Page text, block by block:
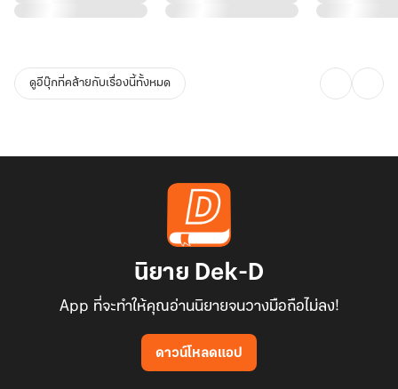
ดูอีบุ๊กที่คล้ายกับเรื่องนี้ทั้งหมด
นิยาย Dek-D
App ที่จะทำให้คุณอ่านนิยายจนวางมือถือไม่ลง!
ดาวน์โหลดแอป